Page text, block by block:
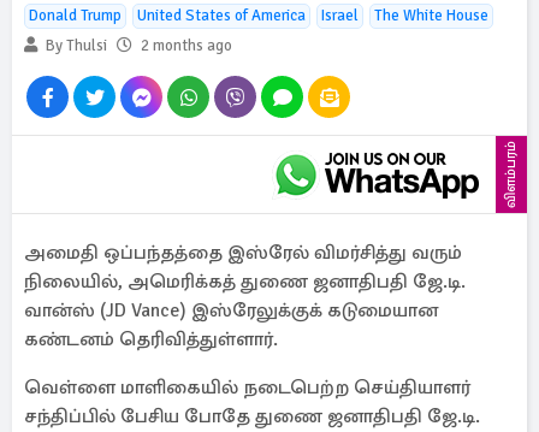
Donald Trump United States of America Israel
The White House
By Thulsi
2 months ago
விளம்பரம்
அமைதி ஒப்பந்தத்தை இஸ்ரேல் விமர்சித்து வரும்
நிலையில், அமெரிக்கத் துணை ஜனாதிபதி ஜே.டி.
வான்ஸ் (JD Vance) இஸ்ரேலுக்குக் கடுமையான
கண்டனம் தெரிவித்துள்ளார்.
வெள்ளை மாளிகையில் நடைபெற்ற செய்தியாளர்
சந்திப்பில் பேசிய போதே துணை ஜனாதிபதி ஜே.டி.